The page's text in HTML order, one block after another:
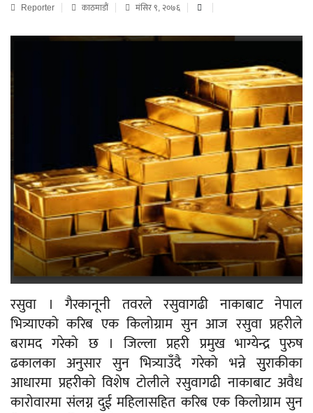
Reporter काठमाडौं मंसिर ९, २०७६
रसुवा । गैरकानूनी तवरले रसुवागढी नाकाबाट नेपाल
भित्र्याएको करिब एक किलोग्राम सुन आज रसुवा प्रहरीले
बरामद गरेको छ । जिल्ला प्रहरी प्रमुख भाग्येन्द्र पुरुष
ढकालका अनुसार सुन भित्र्याउँदै गरेको भन्ने सुुराकीका
आधारमा प्रहरीको विशेष टोलीले रसुवागढी नाकाबाट अवैध
कारोवारमा संलग्न दुई महिलासहित करिब एक किलोग्राम सुन